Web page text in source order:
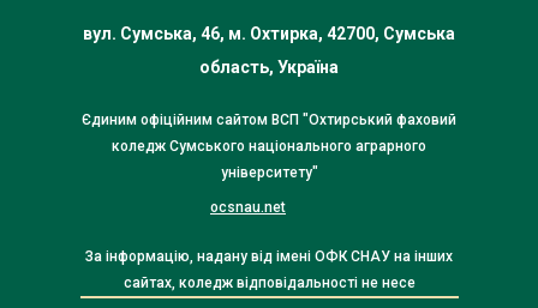
вул. Сумська, 46, м. Охтирка, 42700, Сумська
область, Україна
Єдиним офіційним сайтом ВСП "Охтирський фаховий
коледж Сумського національного аграрного
університету"
ocsnau.net
За інформацію, надану від імені ОФК СНАУ на інших
сайтах, коледж відповідальності не несе